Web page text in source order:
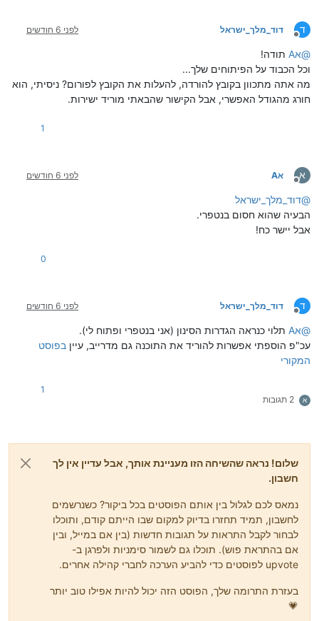
ד
מנותק
דוד_מלך_ישראל לפני 6 חודשים
@אA
תודה!
וכל הכבוד על הפיתוחים שלך...
מה אתה מתכוון בקובץ להורדה, להעלות את הקובץ לפורום? ניסיתי, הוא
חורג מהגודל האפשרי, אבל הקישור שהבאתי מוריד ישירות.
1
א
מנותק
אA לפני 6 חודשים
@דוד_מלך_ישראל
הבעיה שהוא חסום בנטפרי.
אבל יישר כח!
0
ד
מנותק
דוד_מלך_ישראל לפני 6 חודשים
@אA
תלוי כנראה הגדרות הסינון (אני בנטפרי ופתוח לי).
עכ"פ הוספתי אפשרות להוריד את התוכנה גם מדרייב, עיין בפוסט
המקורי
א 2 תגובות
1
שלום! נראה שהשיחה הזו מעניינת אותך, אבל עדיין אין לך
חשבון.
נמאס לכם לגלול בין אותם הפוסטים בכל ביקור? כשנרשמים
לחשבון, תמיד תחזרו בדיוק למקום שבו הייתם קודם, ותוכלו
לבחור לקבל התראות על תגובות חדשות (בין אם במייל, ובין
אם בהתראת פוש). תוכלו גם לשמור סימניות ולפרגן ב-
upvote לפוסטים כדי להביע הערכה לחברי קהילה אחרים.
בעזרת התרומה שלך, הפוסט הזה יכול להיות אפילו טוב יותר
💗